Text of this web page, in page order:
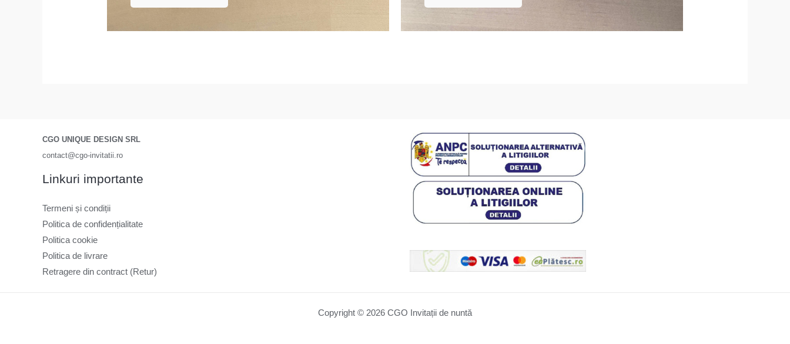
CGO UNIQUE DESIGN SRL
contact@cgo-invitatii.ro
Linkuri importante
Termeni și condiții
Politica de confidențialitate
Politica cookie
Politica de livrare
Retragere din contract (Retur)
Copyright © 2026 CGO Invitații de nuntă